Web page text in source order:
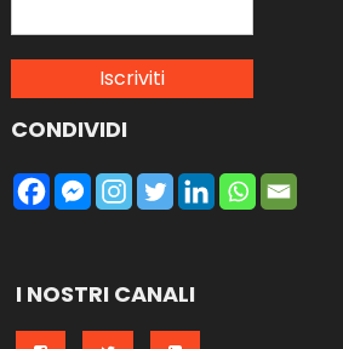
CONDIVIDI
I NOSTRI CANALI